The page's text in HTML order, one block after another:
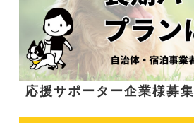
応援サポーター企業様募集